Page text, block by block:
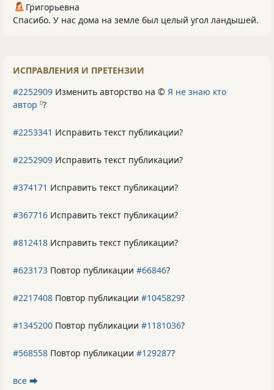
Григорьевна
Спасибо. У нас дома на земле был целый угол ландышей.
ИСПРАВЛЕНИЯ И ПРЕТЕНЗИИ
#2252909 Изменить авторство на © Я не знаю кто
автор 0?
#2253341 Исправить текст публикации?
#2252909 Исправить текст публикации?
#374171 Исправить текст публикации?
#367716 Исправить текст публикации?
#812418 Исправить текст публикации?
#623173 Повтор публикации #66846?
#2217408 Повтор публикации #1045829?
#1345200 Повтор публикации #1181036?
#568558 Повтор публикации #129287?
все ⮕